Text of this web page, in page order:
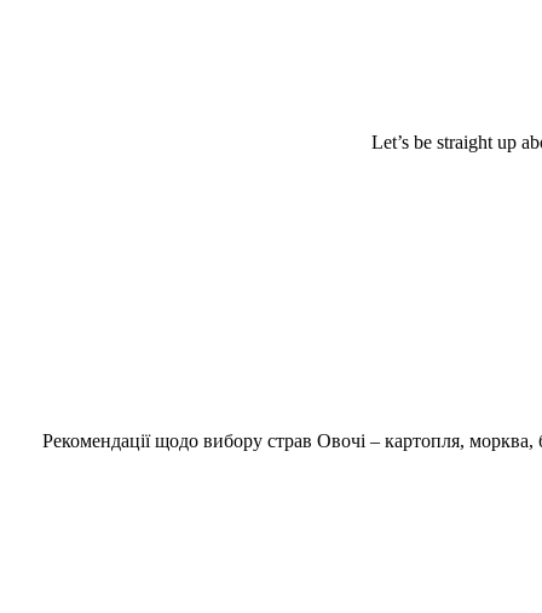
Let’s be straight up
Рекомендації щодо вибору страв Овочі – картопля, морква,